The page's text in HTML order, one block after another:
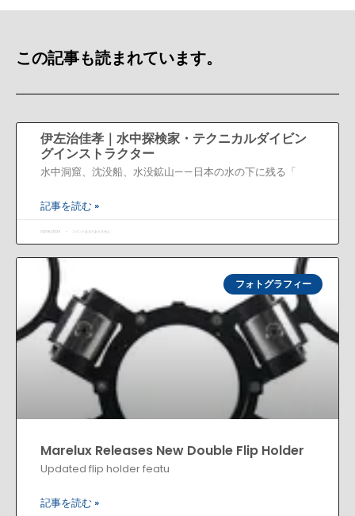
この記事も読まれています。
伊左治佳孝｜水中探検家・テクニカルダイビン
グインストラクター
水中洞窟、沈没船、水没鉱山——日本の水の下に残る「
記事を読む »
03/08/2026 コメントはまだありません
フォトグラフィー
Marelux Releases New Double Flip Holder
Updated flip holder featu
記事を読む »